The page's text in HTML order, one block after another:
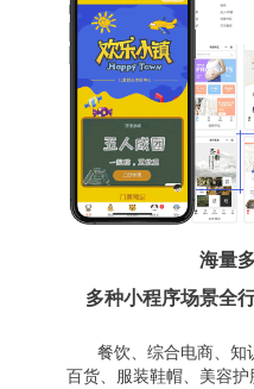
海量
多种小程序场景全
餐饮、综合电商、知
百货、服装鞋帽、美容